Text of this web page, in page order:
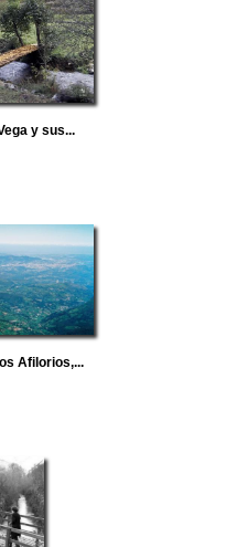
y sus...
Afilorios,...